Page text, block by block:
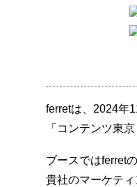
ferretは、2024年
「コンテンツ東
ブースではferret
貴社のマーケテ